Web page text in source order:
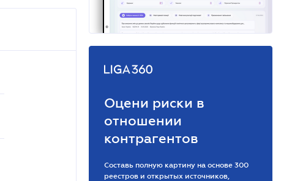
Оцени риски в
отношении
контрагентов
Составь полную картину на основе 300
реестров и открытых источников,